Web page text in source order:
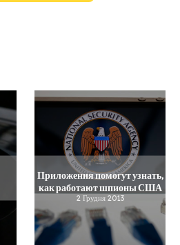
Приложения помогут узнать,
как работают шпионы США
2 Грудня 2013